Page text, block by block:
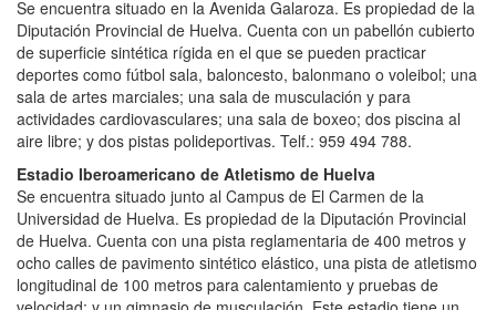
Se encuentra situado en la Avenida Galaroza. Es propiedad de la
Diputación Provincial de Huelva. Cuenta con un pabellón cubierto
de superficie sintética rígida en el que se pueden practicar
deportes como fútbol sala, baloncesto, balonmano o voleibol; una
sala de artes marciales; una sala de musculación y para
actividades cardiovasculares; una sala de boxeo; dos piscina al
aire libre; y dos pistas polideportivas. Telf.: 959 494 788.
Estadio Iberoamericano de Atletismo de Huelva
Se encuentra situado junto al Campus de El Carmen de la
Universidad de Huelva. Es propiedad de la Diputación Provincial
de Huelva. Cuenta con una pista reglamentaria de 400 metros y
ocho calles de pavimento sintético elástico, una pista de atletismo
longitudinal de 100 metros para calentamiento y pruebas de